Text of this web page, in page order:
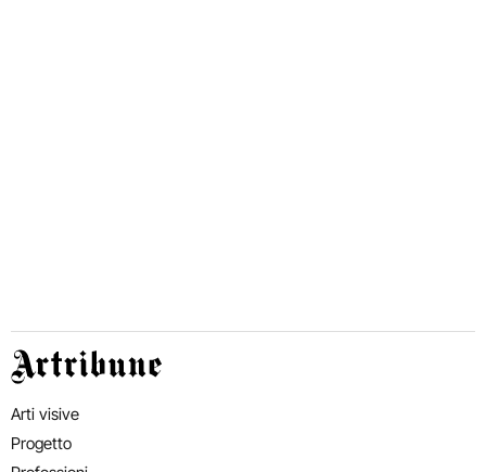
Artribune
Arti visive
Progetto